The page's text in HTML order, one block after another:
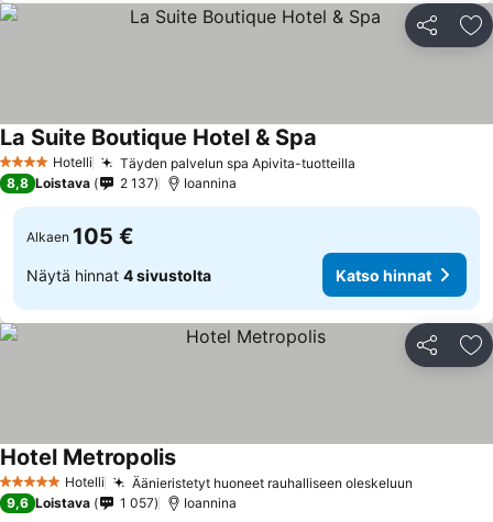
Jaa
4 Tähtiluokitus
Hotelli Täyden palvelun spa Apivita-tuotteilla
La Suite Boutique Hotel & Spa
8,8 Loistava 2 137 Ioannina
Alkaen 105 €
Näytä hinnat 4 sivustolta Katso hinnat
Jaa
5 Tähtiluokitus
Hotelli Äänieristetyt huoneet rauhalliseen oleskeluun
Hotel MetropolisKatso hinnat
9,6 Loistava 1 057 Ioannina